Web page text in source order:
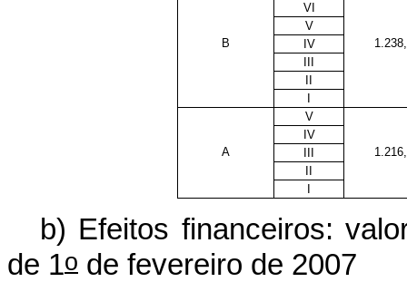
VI
V
B
IV
V
IV
A
b) Efeitos financeiros:
de 1o de fevereiro de 2007